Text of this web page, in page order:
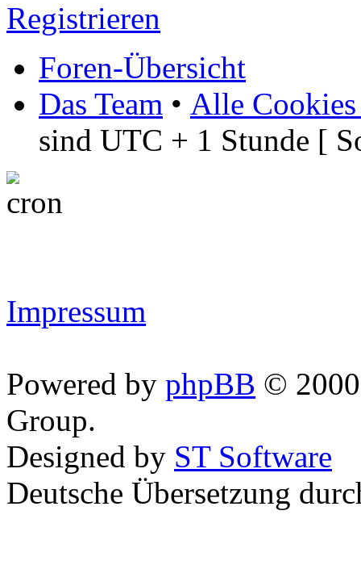
Registrieren
Foren-Übersicht
Das Team • Alle Cookies
sind UTC + 1 Stunde [
Impressum
Powered by phpBB ©
Group.
Designed by ST Software
Deutsche Übersetzung